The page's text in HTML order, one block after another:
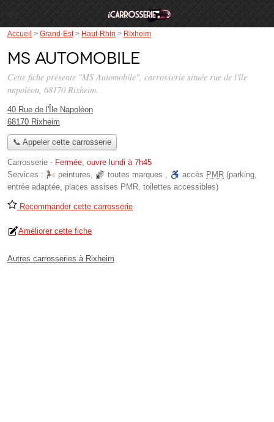
Accueil > Grand-Est> Haut-Rhin > Rixheim
MS Automobile
Cette fiche présente "MS Automobile", carrosserie située rue de l'île
napoléon, 68170 Rixheim.
40 Rue de l'Île Napoléon
68170 Rixheim
📞 Appeler cette carrosserie
Carrosserie - Fermée, ouvre lundi à 7h45
Services :
peintures, toutes marques , accès PMR (parking,
entrée adaptée, places assises PMR, toilettes accessibles)
Recommander cette carrosserie
Améliorer cette fiche
Autres carrosseries à Rixheim